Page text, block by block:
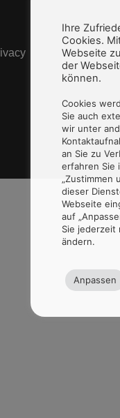
Ihre
Cookies.
Webseite
der
können.
Cookies
Sie auch
wir unter
an Sie zu
erfahren Sie
„Zustimmen
dieser
Webseite
auf
Sie
ändern.
Anpassen